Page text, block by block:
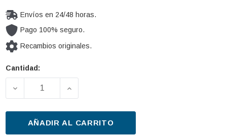
Envíos en 24/48 horas.
Pago 100% seguro.
Recambios originales.
Cantidad
Cantidad:
DISMINUIR LA CANTIDAD DE FILTRO DE AIRE
AUMENTAR LA CANTIDAD DE FILTRO
AÑADIR AL CARRITO